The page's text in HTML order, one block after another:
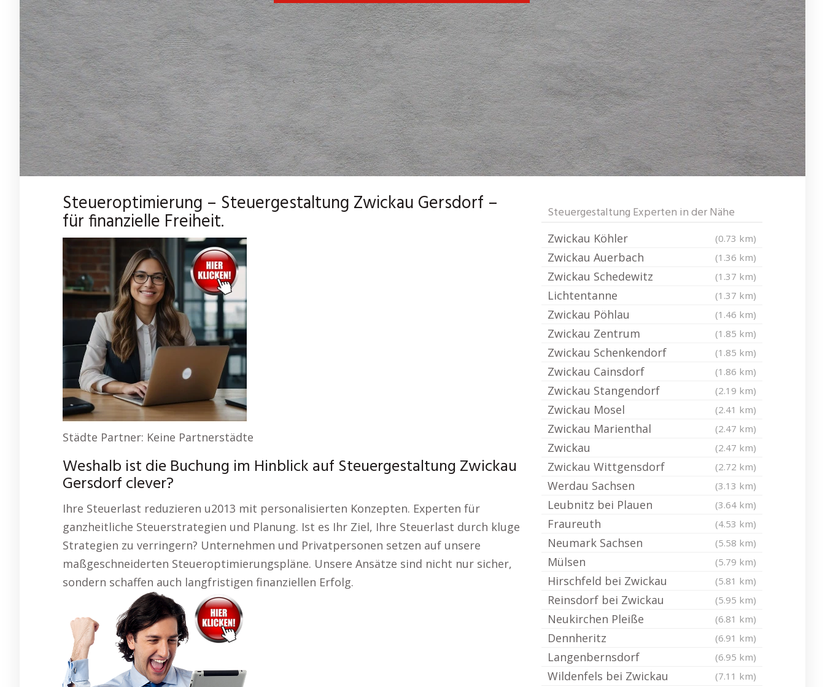
Steueroptimierung – Steuergestaltung Zwickau Gersdorf –
für finanzielle Freiheit.
Städte Partner: Keine Partnerstädte
Weshalb ist die Buchung im Hinblick auf Steuergestaltung Zwickau
Gersdorf clever?
Ihre Steuerlast reduzieren u2013 mit personalisierten Konzepten. Experten für
ganzheitliche Steuerstrategien und Planung. Ist es Ihr Ziel, Ihre Steuerlast durch kluge
Strategien zu verringern? Unternehmen und Privatpersonen setzen auf unsere
maßgeschneiderten Steueroptimierungspläne. Unsere Ansätze sind nicht nur sicher,
sondern schaffen auch langfristigen finanziellen Erfolg.
Steuergestaltung Experten in der Nähe
Zwickau Köhler (0.73 km)
Zwickau Auerbach (1.36 km)
Zwickau Schedewitz (1.37 km)
Lichtentanne (1.37 km)
Zwickau Pöhlau (1.46 km)
Zwickau Zentrum (1.85 km)
Zwickau Schenkendorf (1.85 km)
Zwickau Cainsdorf (1.86 km)
Zwickau Stangendorf (2.19 km)
Zwickau Mosel (2.41 km)
Zwickau Marienthal (2.47 km)
Zwickau (2.47 km)
Zwickau Wittgensdorf (2.72 km)
Werdau Sachsen (3.13 km)
Leubnitz bei Plauen (3.64 km)
Fraureuth (4.53 km)
Neumark Sachsen (5.58 km)
Mülsen (5.79 km)
Hirschfeld bei Zwickau (5.81 km)
Reinsdorf bei Zwickau (5.95 km)
Neukirchen Pleiße (6.81 km)
Dennheritz (6.91 km)
Langenbernsdorf (6.95 km)
Wildenfels bei Zwickau (7.11 km)